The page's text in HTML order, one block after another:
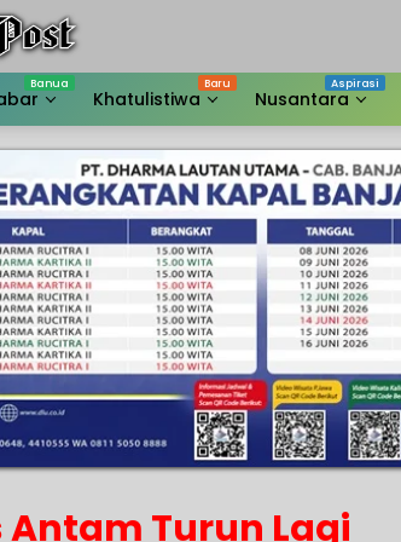
Khatulistiwa Nusantara
Antam Turun Lagi